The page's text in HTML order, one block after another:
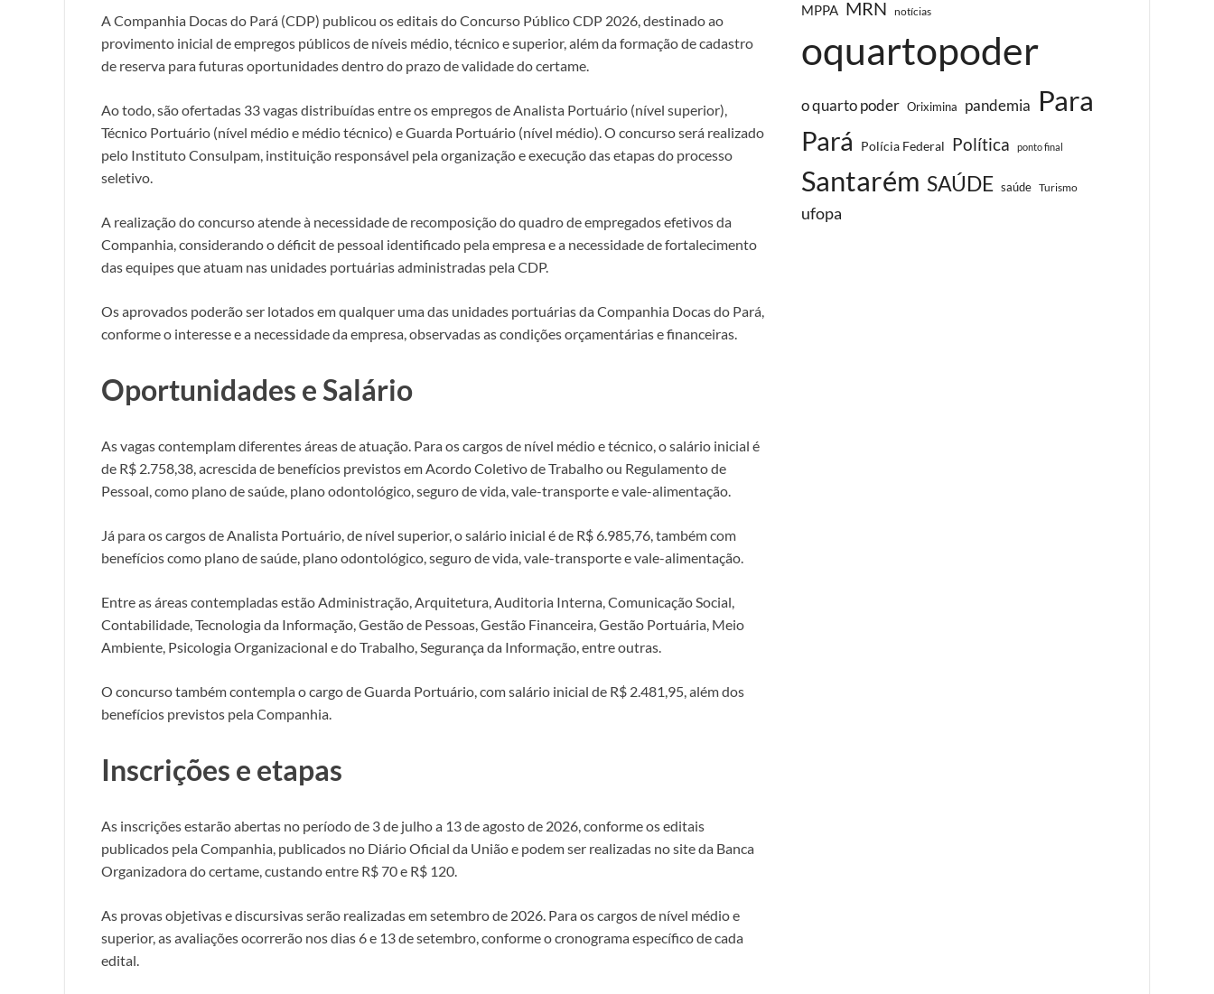
A Companhia Docas do Pará (CDP) publicou os editais do Concurso Público CDP 2026, destinado ao
provimento inicial de empregos públicos de níveis médio, técnico e superior, além da formação de cadastro
de reserva para futuras oportunidades dentro do prazo de validade do certame.
Ao todo, são ofertadas 33 vagas distribuídas entre os empregos de Analista Portuário (nível superior),
Técnico Portuário (nível médio e médio técnico) e Guarda Portuário (nível médio). O concurso será realizado
pelo Instituto Consulpam, instituição responsável pela organização e execução das etapas do processo
seletivo.
A realização do concurso atende à necessidade de recomposição do quadro de empregados efetivos da
Companhia, considerando o déficit de pessoal identificado pela empresa e a necessidade de fortalecimento
das equipes que atuam nas unidades portuárias administradas pela CDP.
Os aprovados poderão ser lotados em qualquer uma das unidades portuárias da Companhia Docas do Pará,
conforme o interesse e a necessidade da empresa, observadas as condições orçamentárias e financeiras.
Oportunidades e Salário
As vagas contemplam diferentes áreas de atuação. Para os cargos de nível médio e técnico, o salário inicial é
de R$ 2.758,38, acrescida de benefícios previstos em Acordo Coletivo de Trabalho ou Regulamento de
Pessoal, como plano de saúde, plano odontológico, seguro de vida, vale-transporte e vale-alimentação.
Já para os cargos de Analista Portuário, de nível superior, o salário inicial é de R$ 6.985,76, também com
benefícios como plano de saúde, plano odontológico, seguro de vida, vale-transporte e vale-alimentação.
Entre as áreas contempladas estão Administração, Arquitetura, Auditoria Interna, Comunicação Social,
Contabilidade, Tecnologia da Informação, Gestão de Pessoas, Gestão Financeira, Gestão Portuária, Meio
Ambiente, Psicologia Organizacional e do Trabalho, Segurança da Informação, entre outras.
O concurso também contempla o cargo de Guarda Portuário, com salário inicial de R$ 2.481,95, além dos
benefícios previstos pela Companhia.
Inscrições e etapas
As inscrições estarão abertas no período de 3 de julho a 13 de agosto de 2026, conforme os editais
publicados pela Companhia, publicados no Diário Oficial da União e podem ser realizadas no site da Banca
Organizadora do certame, custando entre R$ 70 e R$ 120.
As provas objetivas e discursivas serão realizadas em setembro de 2026. Para os cargos de nível médio e
superior, as avaliações ocorrerão nos dias 6 e 13 de setembro, conforme o cronograma específico de cada
edital.
MPPA MRN notícias
oquartopoder
o quarto poder Oriximina pandemia Para
Pará Polícia Federal Política ponto final
Santarém SAÚDE saúde Turismo
ufopa